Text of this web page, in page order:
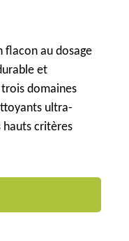
flacon au dosage
et
domaines
ultra-
critères